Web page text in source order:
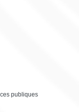
publiques